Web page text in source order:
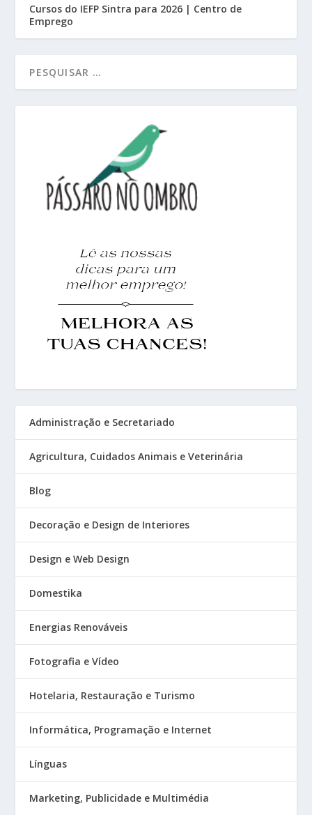
Cursos do IEFP Sintra para 2026 | Centro de
Emprego
Administração e Secretariado
Agricultura, Cuidados Animais e Veterinária
Blog
Decoração e Design de Interiores
Design e Web Design
Domestika
Energias Renováveis
Fotografia e Vídeo
Hotelaria, Restauração e Turismo
Informática, Programação e Internet
Línguas
Marketing, Publicidade e Multimédia